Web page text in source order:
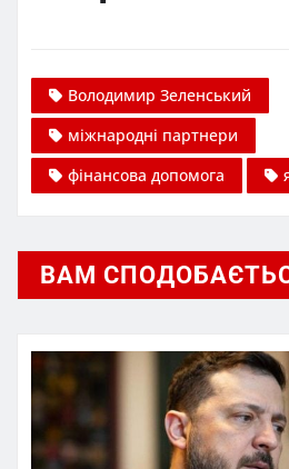
Володимир Зеленський
міжнародні партнери
фінансова допомога
ВАМ